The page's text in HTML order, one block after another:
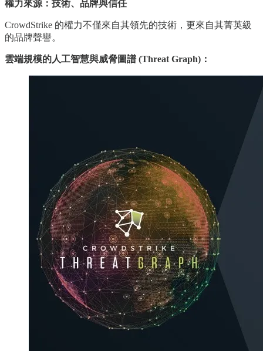
權力來源：技術、品牌與信任
CrowdStrike 的權力不僅來自其領先的技術，更來自其菁英級
的品牌聲譽。
雲端規模的人工智慧與威脅圖譜 (Threat Graph)：